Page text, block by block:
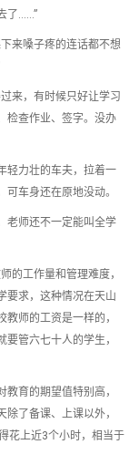
了……”
来嗓子疼的连话都不想
来，有时候只好让学习
检查作业、签字。没办
轻力壮的车夫，拉着一
车身还在原地没动。
老师还不一定能叫全学
的工作量和管理难度，
要求，这种情况在天山
师的工资是一样的，
管六七十人的学生，
育的期望值特别高，
了备课、上课以外，
花上近3个小时，相当于